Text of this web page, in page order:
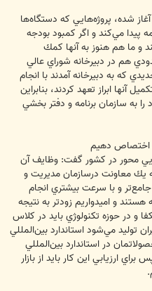
شده، پروژه‌هايي كه دستگاه‌ها
پيدا مي‌كند و اگر كمبود بودجه
و ما هم هنوز به آنها كمك
هم در دبيرخانه شوراي عالي
كه به دبيرخانه آمدند با انجام
آنها ابراز تعهد كردند، بنابراين
به سازمان برنامه و دفتر بخشي
محور در كشور گفت: وظايف آن
يك معاونت درسازمان مديريت و
جامع‌تر و با سرعت بيشتري انجام
و اميدواريم زودتر به نتيجه
و در حوزه تكنولوژي بايد در كلاس
توليد مي‌شود استاندارد بين‌المللي
در استاندارد بين‌المللي
ارزيابي اين كار بايد از بازار